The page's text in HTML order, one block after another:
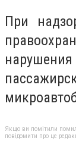
При
Якщо ви помітили
повідомити про це